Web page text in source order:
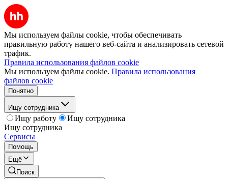
Мы используем файлы cookie, чтобы обеспечивать
правильную работу нашего веб-сайта и анализировать сетевой
трафик.
Правила использования файлов cookie
Мы используем файлы cookie. Правила использования
файлов cookie
Понятно
Ищу сотрудника
Ищу работу
Ищу сотрудника
Ищу сотрудника
Сервисы
Помощь
Ещё
Поиск